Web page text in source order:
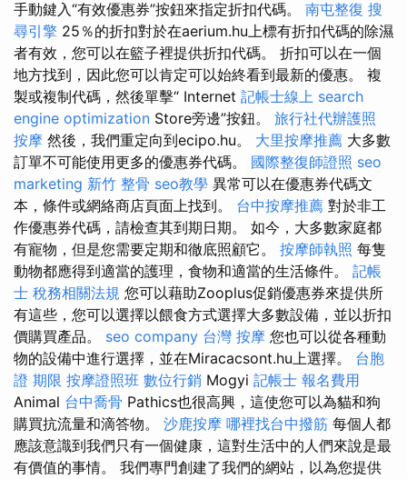
手動鍵入“有效優惠券”按鈕來指定折扣代碼。 南屯整復 搜
尋引擎 25％的折扣對於在aerium.hu上標有折扣代碼的除濕
者有效，您可以在籃子裡提供折扣代碼。 折扣可以在一個
地方找到，因此您可以肯定可以始終看到最新的優惠。 複
製或複制代碼，然後單擊“ Internet 記帳士線上 search
engine optimization Store旁邊”按鈕。 旅行社代辦護照
按摩 然後，我們重定向到ecipo.hu。 大里按摩推薦 大多數
訂單不可能使用更多的優惠券代碼。 國際整復師證照 seo
marketing 新竹 整骨 seo教學 異常可以在優惠券代碼文
本，條件或網絡商店頁面上找到。 台中按摩推薦 對於非工
作優惠券代碼，請檢查其到期日期。 如今，大多數家庭都
有寵物，但是您需要定期和徹底照顧它。 按摩師執照 每隻
動物都應得到適當的護理，食物和適當的生活條件。 記帳
士 稅務相關法規 您可以藉助Zooplus促銷優惠券來提供所
有這些，您可以選擇以餵食方式選擇大多數設備，並以折扣
價購買產品。 seo company 台灣 按摩 您也可以從各種動
物的設備中進行選擇，並在Miracacsont.hu上選擇。 台胞
證 期限 按摩證照班 數位行銷 Mogyi 記帳士 報名費用
Animal 台中喬骨 Pathics也很高興，這使您可以為貓和狗
購買抗流量和滴答物。 沙鹿按摩 哪裡找台中撥筋 每個人都
應該意識到我們只有一個健康，這對生活中的人們來說是最
有價值的事情。 我們專門創建了我們的網站，以為您提供